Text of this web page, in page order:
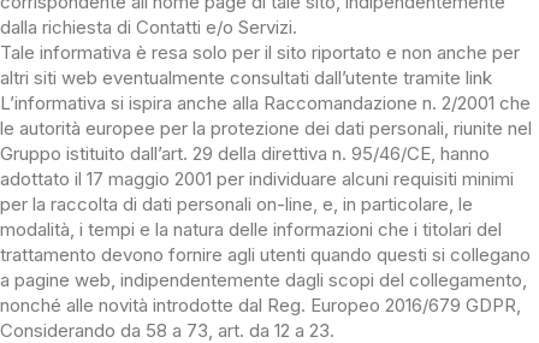
dalla richiesta di Contatti e/o Servizi.
Tale informativa è resa solo per il sito riportato e non anche per
altri siti web eventualmente consultati dall’utente tramite link
L’informativa si ispira anche alla Raccomandazione n. 2/2001 che
le autorità europee per la protezione dei dati personali, riunite nel
Gruppo istituito dall’art. 29 della direttiva n. 95/46/CE, hanno
adottato il 17 maggio 2001 per individuare alcuni requisiti minimi
per la raccolta di dati personali on-line, e, in particolare, le
modalità, i tempi e la natura delle informazioni che i titolari del
trattamento devono fornire agli utenti quando questi si collegano
a pagine web, indipendentemente dagli scopi del collegamento,
nonché alle novità introdotte dal Reg. Europeo 2016/679 GDPR,
Considerando da 58 a 73, art. da 12 a 23.